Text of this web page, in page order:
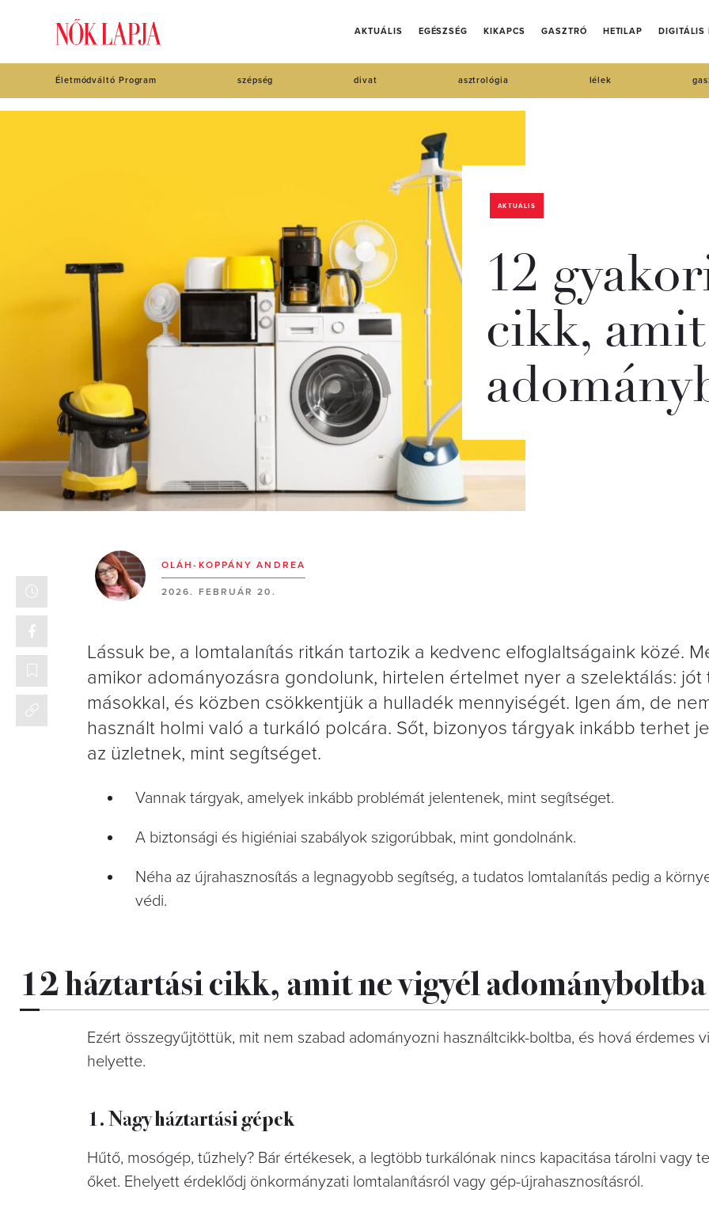
AKTUÁLIS EGÉSZSÉG KIKAPCS GASZTRÓ HETILAP DIGITÁLIS
Életmódváltó Program szépség divat asztrológia lélek
AKTUÁLIS
12
cikk,
OLÁH-KOPPÁNY ANDREA
2026. FEBRUÁR 20.
Lássuk be, a lomtalanítás ritkán tartozik a kedvenc elfoglaltságaink közé.
amikor adományozásra gondolunk, hirtelen értelmet nyer a szelektálás: jót
másokkal, és közben csökkentjük a hulladék mennyiségét. Igen ám, de
használt holmi való a turkáló polcára. Sőt, bizonyos tárgyak inkább terhet
az üzletnek, mint segítséget.
Vannak tárgyak, amelyek inkább problémát jelentenek, mint segítséget.
A biztonsági és higiéniai szabályok szigorúbbak, mint gondolnánk.
Néha az újrahasznosítás a legnagyobb segítség, a tudatos lomtalanítás pedig a
védi.
12 háztartási cikk, amit ne vigyél adományboltba
Ezért összegyűjtöttük, mit nem szabad adományozni használtcikk-boltba, és hová érdemes
helyette.
1. Nagy háztartási gépek
Hűtő, mosógép, tűzhely? Bár értékesek, a legtöbb turkálónak nincs kapacitása tárolni vagy
őket. Ehelyett érdeklődj önkormányzati lomtalanításról vagy gép-újrahasznosításról.